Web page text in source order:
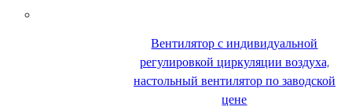
Вентилятор с индивидуальной
регулировкой циркуляции воздуха,
настольный вентилятор по заводской
цене